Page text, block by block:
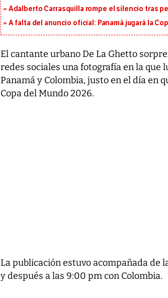
Adalberto Carrasquilla rompe el silencio tras
A falta del anuncio oficial: Panamá jugará la
El cantante urbano De La Ghetto
redes sociales una fotografía en la que
Panamá y Colombia, justo en el día en
Copa del Mundo 2026.
La publicación estuvo acompañada de
y después a las 9:00 pm con Colombia.